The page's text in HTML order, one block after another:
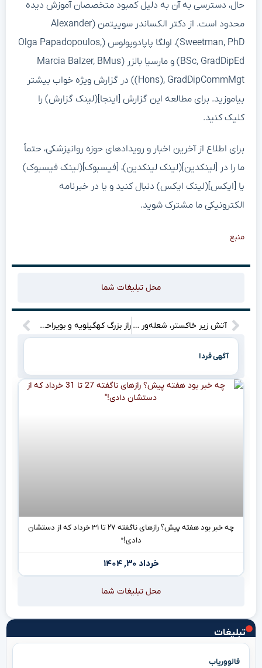
تبلیغات
فالووریاب
حال، دسترسی به آن به دلیل کمبود متخصصان آموزش دیده
محدود است. از دکتر الکساندر سوییتمن (Alexander
Sweetman, PhD)، اولگا پاپادوپولوس (Olga Papadopoulos,
BSc, GradDipEd) و مارسیا بالزر (Marcia Balzer, BMus
(Hons), GradDipCommMgt) در گزارش ویژه خواب بیشتر
بیاموزید. برای مطالعه این گزارش [اینجا](لینک گزارش) را
کلیک کنید.
برای اطلاع از آخرین اخبار و رویدادهای حوزه روانپزشکی، حتماً
ما را در [لینکدین](لینک لینکدین)، [فیسبوک](لینک فیسبوک)
یا [ایکس](لینک ایکس) دنبال کنید و یا در خبرنامه
الکترونیکی ما مشترک شوید.
منبع
محل تبلیغات شما
آتش زیر خاکستر، شعله‌ور می‌شود؟ راز بزرگ کهگیلویه و بویراحمد: پای یک جاسوس اروپایی در میان است!
آگهی فردا
چه خبر بود هفته پیش؟ رازهای ناگفته ۲۷ تا ۳۱ خرداد که از دستشان
دادی!”
خرداد ۳۰, ۱۴۰۴
محل تبلیغات شما